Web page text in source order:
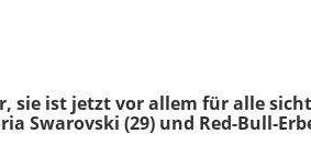
sie ist jetzt vor allem für alle
Swarovski (29) und Red-Bull-